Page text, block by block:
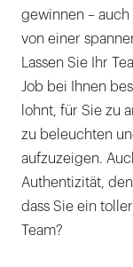
gewinnen –
von einer
Lassen Sie Ihr
Job bei Ihnen
lohnt, für Sie zu
zu beleuchten
aufzuzeigen.
Authentizität,
dass Sie ein
Team?